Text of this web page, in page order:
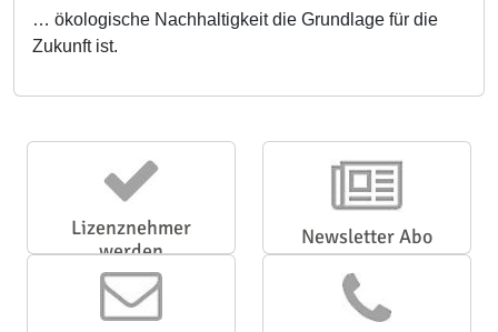
… ökologische Nachhaltigkeit die Grundlage für die
Zukunft ist.
Lizenznehmer
werden
Newsletter Abo